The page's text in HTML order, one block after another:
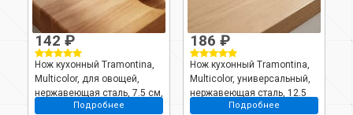
142 ₽
Нож кухонный Tramontina,
Multicolor, для овощей,
нержавеющая сталь, 7.5 см,
рукоятка пластик,
Подробнее
186 ₽
Нож кухонный Tramontina,
Multicolor, универсальный,
нержавеющая сталь, 12.5
см, рукоятка пластик,
Подробнее